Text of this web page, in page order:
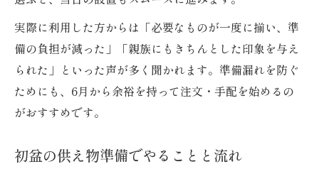
実際に利用した方からは「必要なものが一度に揃い、準
備の負担が減った」「親族にもきちんとした印象を与え
られた」といった声が多く聞かれます。準備漏れを防ぐ
ためにも、6月から余裕を持って注文・手配を始めるの
がおすすめです。
初盆の供え物準備でやることと流れ